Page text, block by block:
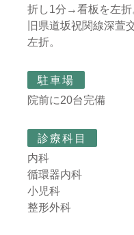
折し1分→看板を左折
旧県道坂祝関線深
左折。
駐車場
院前に20台完備
診療科目
内科
循環器内科
小児科
整形外科